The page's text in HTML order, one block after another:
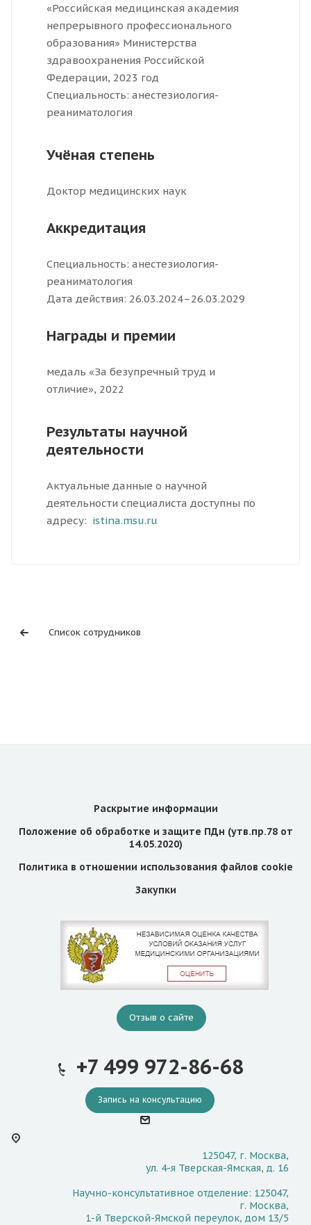
«Российская медицинская академия
непрерывного профессионального
образования» Министерства
здравоохранения Российской
Федерации, 2023 год
Специальность: анестезиология-
реаниматология
Учёная степень
Доктор медицинских наук
Аккредитация
Специальность: анестезиология-
реаниматология
Дата действия: 26.03.2024–26.03.2029
Награды и премии
медаль «За безупречный труд и
отличие», 2022
Результаты научной
деятельности
Актуальные данные о научной
деятельности специалиста доступны по
адресу: istina.msu.ru
Список сотрудников
Раскрытие информации
Положение об обработке и защите ПДн (утв.пр.78 от
14.05.2020)
Политика в отношении использования файлов cookie
Закупки
Отзыв о сайте
+7 499 972-86-68
Запись на консультацию
125047, г. Москва,
ул. 4-я Тверская-Ямская, д. 16
Научно-консультативное отделение: 125047,
г. Москва,
1-й Тверской-Ямской переулок, дом 13/5